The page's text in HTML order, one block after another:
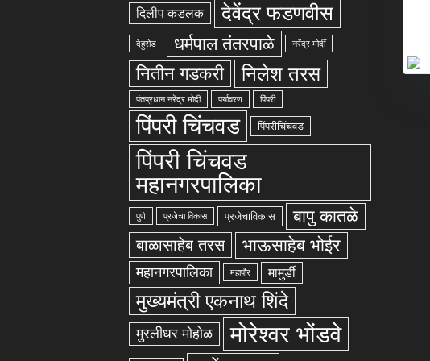
दिलीप कडलक देवेंद्र फडणवीस
देहुरोड धर्मपाल तंतरपाळे नरेंद्र मोदीं
नितीन गडकरी निलेश तरस
पंतप्रधान नरेंद्र मोदी पर्यावरण पिंपरी
पिंपरी चिंचवड पिंपरीचिंचवड
पिंपरी चिंचवड
महानगरपालिका
पुणे प्रजेचा विकास प्रजेचाविकास बापु कातळे
बाळासाहेब तरस भाऊसाहेब भोईर
महानगरपालिका महापौर मामुर्डी
मुख्यमंत्री एकनाथ शिंदे
मुरलीधर मोहोळ मोरेश्वर भोंडवे